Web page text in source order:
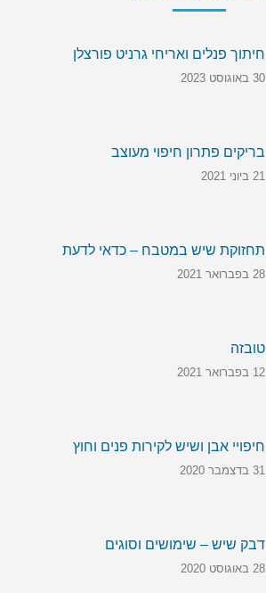
חיתוך פנלים ואריחי גרניט פורצלן
30 באוגוסט 2023
בריקים פתרון חיפוי מעוצב
21 ביוני 2021
תחזוקת שיש במטבח – כדאי לדעת
28 בפברואר 2021
טובזה
12 בפברואר 2021
חיפויי אבן ושיש לקירות פנים וחוץ
31 בדצמבר 2020
דבק שיש – שימושים וסוגים
28 באוגוסט 2020